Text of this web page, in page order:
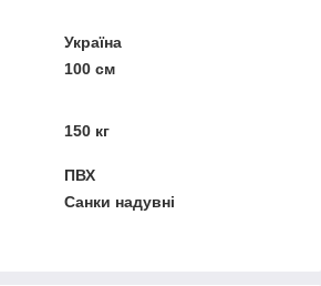
Україна
100 см
150 кг
ПВХ
Санки надувні